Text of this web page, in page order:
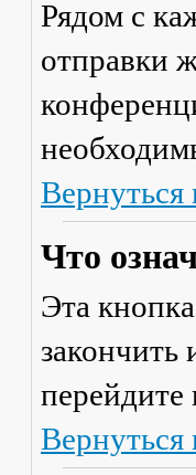
Рядом с
отправки
Вернуться
Что
Эта
закончить
перейдите
Вернуться